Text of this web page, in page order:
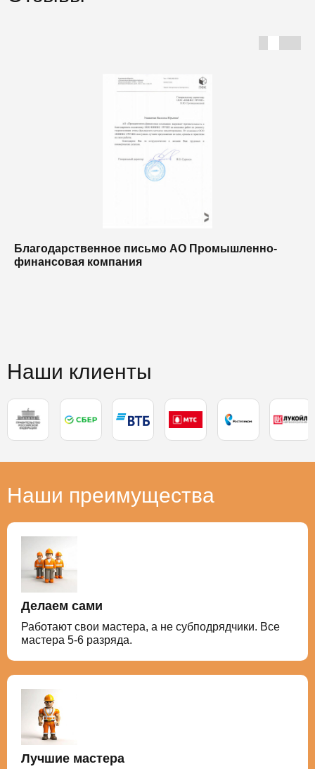
Благодарственное письмо АО Промышленно-
финансовая компания
Наши клиенты
Наши преимущества
Делаем сами
Работают свои мастера, а не субподрядчики. Все
мастера 5-6 разряда.
Лучшие мастера